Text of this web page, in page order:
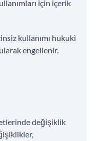
için içerik
kullanımı hukuki
engellenir.
değişiklik